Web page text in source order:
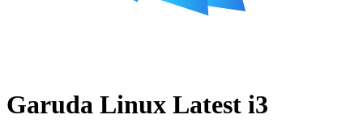
Garuda Linux Latest i3